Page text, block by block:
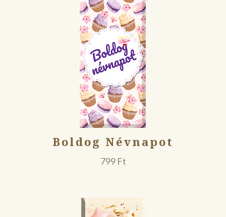
Boldog Névnapot
799 Ft